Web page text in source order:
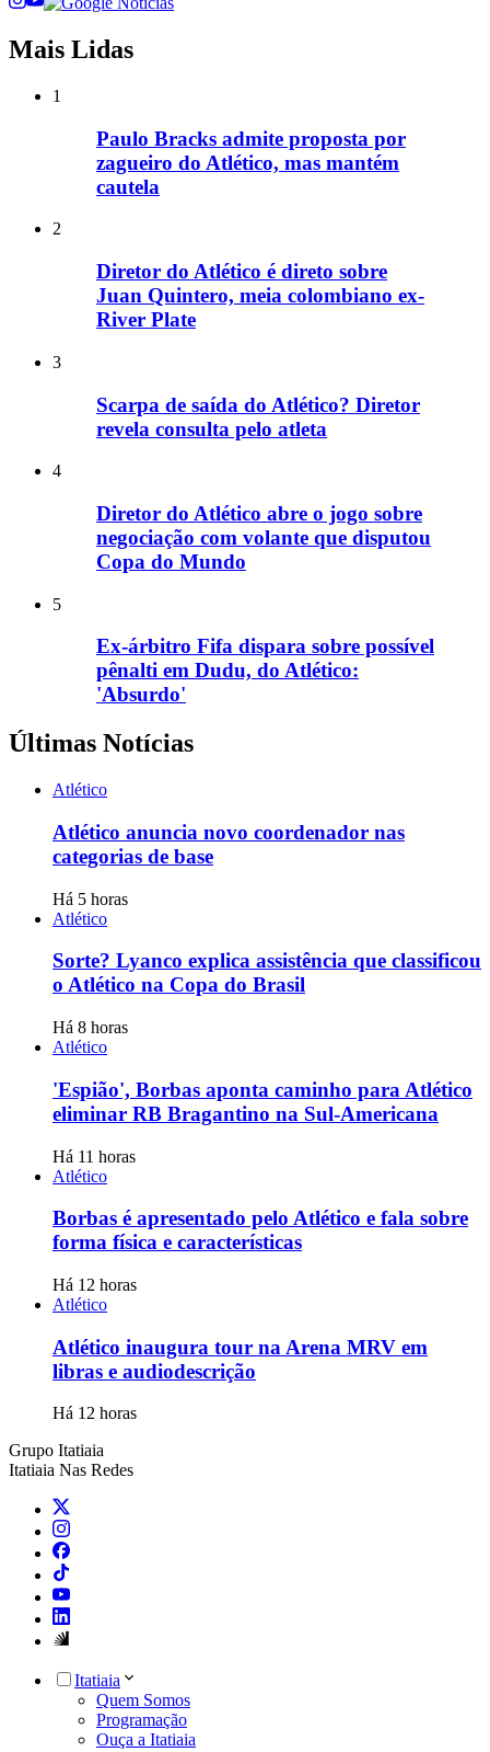
Mais Lidas
1
Paulo Bracks admite proposta por
zagueiro do Atlético, mas mantém
cautela
2
Diretor do Atlético é direto sobre
Juan Quintero, meia colombiano ex-
River Plate
3
Scarpa de saída do Atlético? Diretor
revela consulta pelo atleta
4
Diretor do Atlético abre o jogo sobre
negociação com volante que disputou
Copa do Mundo
5
Ex-árbitro Fifa dispara sobre possível
pênalti em Dudu, do Atlético:
'Absurdo'
Últimas Notícias
Atlético
Atlético anuncia novo coordenador nas
categorias de base
Há 5 horas
Atlético
Sorte? Lyanco explica assistência que classificou
o Atlético na Copa do Brasil
Há 8 horas
Atlético
'Espião', Borbas aponta caminho para Atlético
eliminar RB Bragantino na Sul-Americana
Há 11 horas
Atlético
Borbas é apresentado pelo Atlético e fala sobre
forma física e características
Há 12 horas
Atlético
Atlético inaugura tour na Arena MRV em
libras e audiodescrição
Há 12 horas
Grupo Itatiaia
Itatiaia Nas Redes
Itatiaia
Quem Somos
Programação
Ouça a Itatiaia